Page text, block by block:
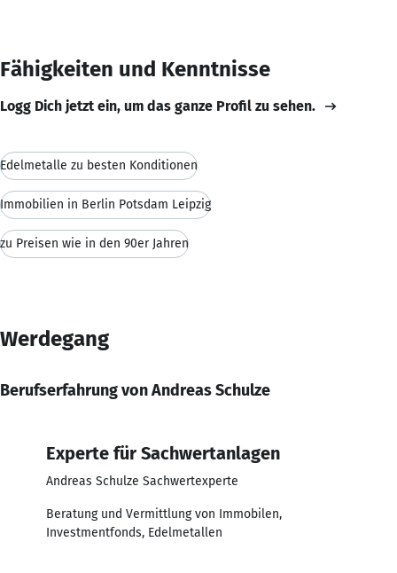
Fähigkeiten und Kenntnisse
Logg Dich jetzt ein, um das ganze Profil zu sehen.
Edelmetalle zu besten Konditionen
Immobilien in Berlin Potsdam Leipzig
zu Preisen wie in den 90er Jahren
Werdegang
Berufserfahrung von Andreas Schulze
Experte für Sachwertanlagen
Andreas Schulze Sachwertexperte
Beratung und Vermittlung von Immobilen,
Investmentfonds, Edelmetallen